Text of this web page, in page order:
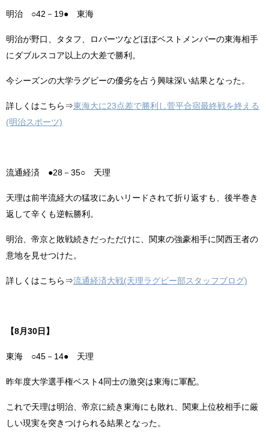
明治 ○42－19● 東海
明治が野口、タタフ、ロバーツなどほぼベストメンバーの東海相手
にダブルスコア以上の大差で勝利。
今シーズンの大学ラグビーの優劣を占う興味深い結果となった。
詳しくはこちら⇒東海大に23点差で勝利し菅平合宿最終戦を終える
(明治スポーツ)
流通経済 ●28－35○ 天理
天理は前半流経大の猛攻にあいリードされて折り返すも、後半巻き
返して辛くも逆転勝利。
明治、帝京と敗戦続きだっただけに、関東の強豪相手に関西王者の
意地を見せつけた。
詳しくはこちら⇒流通経済大戦(天理ラグビー部スタッフブログ)
【8月30日】
東海 ○45－14● 天理
昨年度大学選手権ベスト4同士の激突は東海に軍配。
これで天理は明治、帝京に続き東海にも敗れ、関東上位校相手に厳
しい現実を突きつけられる結果となった。